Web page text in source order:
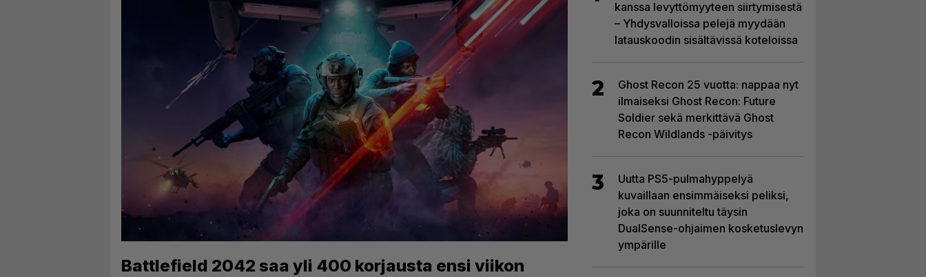
Battlefield 2042 saa yli 400 korjausta ensi viikon
kanssa levyttömyyteen siirtymisestä
– Yhdysvalloissa pelejä myydään
latauskoodin sisältävissä koteloissa
2
Ghost Recon 25 vuotta: nappaa nyt
ilmaiseksi Ghost Recon: Future
Soldier sekä merkittävä Ghost
Recon Wildlands -päivitys
3
Uutta PS5-pulmahyppelyä
kuvaillaan ensimmäiseksi peliksi,
joka on suunniteltu täysin
DualSense-ohjaimen kosketuslevyn
ympärille